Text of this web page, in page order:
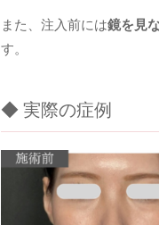
また、注入前には鏡を見
す。
◆ 実際の症例